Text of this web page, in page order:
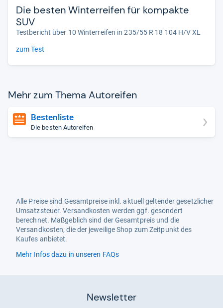
Die besten Winterreifen für kompakte
SUV
Testbericht über 10 Winterreifen in 235/55 R 18 104 H/V XL
zum Test
Mehr zum Thema Auto­rei­fen
Bestenliste
Die besten Autoreifen
Alle Preise sind Gesamtpreise inkl. aktuell geltender gesetzlicher
Umsatzsteuer. Versandkosten werden ggf. gesondert
berechnet. Maßgeblich sind der Gesamtpreis und die
Versandkosten, die der jeweilige Shop zum Zeitpunkt des
Kaufes anbietet.
Mehr Infos dazu in unseren FAQs
Newsletter